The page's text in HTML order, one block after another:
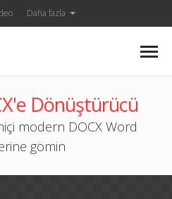
Daha fazla
Dönüştürücü
modern DOCX Word
gömin